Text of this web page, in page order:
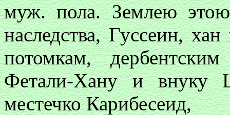
муж. пола. Землею этою
наследства, Гуссеин,
потомкам,
Фетали-Хану и внуку
местечко Карибесеид,